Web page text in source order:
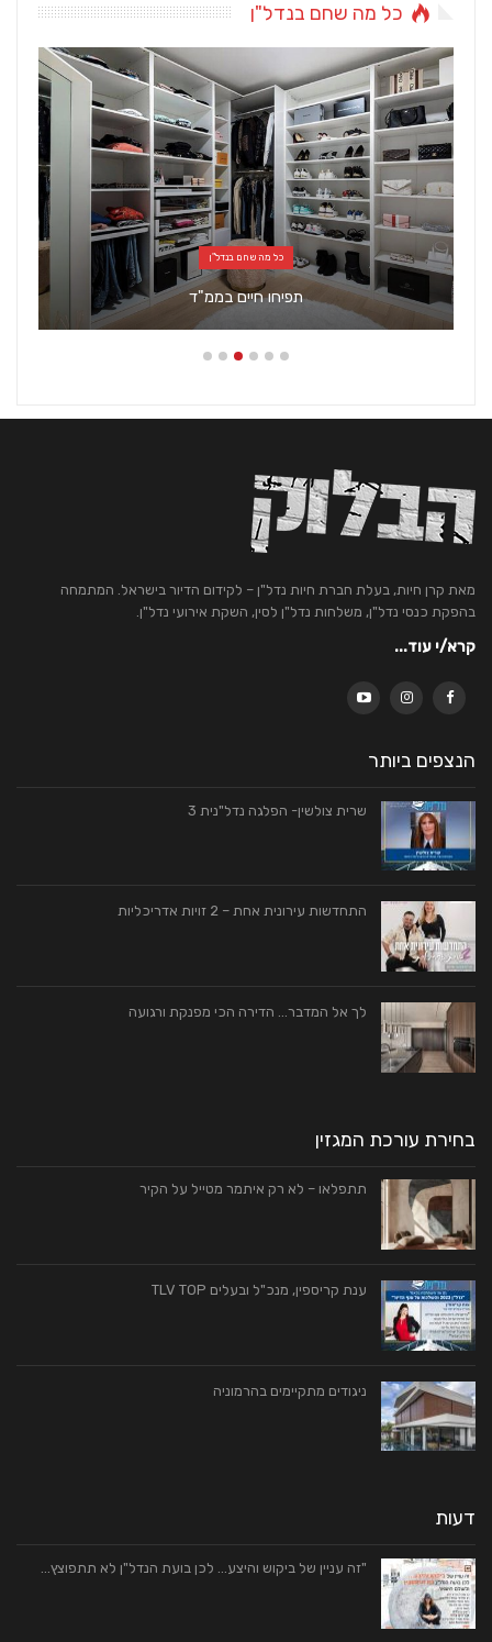
כל מה שחם בנדל"ן
כל מה שחם בנדל"ן
תפיחו חיים בממ"ד למה
מאת קרן חיות, בעלת חברת חיות נדל"ן – לקידום הדיור בישראל. המתמחה
בהפקת כנסי נדל"ן, משלחות נדל"ן לסין, השקת אירועי נדל"ן.
קרא/י עוד...
הנצפים ביותר
שרית צולשין- הפלגה נדל"נית 3
התחדשות עירונית אחת – 2 זויות אדריכליות
לך אל המדבר… הדירה הכי מפנקת ורגועה
בחירת עורכת המגזין
תתפלאו – לא רק איתמר מטייל על הקיר
ענת קריספין, מנכ"ל ובעלים TLV TOP
ניגודים מתקיימים בהרמוניה
דעות
"זה עניין של ביקוש והיצע… לכן בועת הנדל"ן לא תתפוצץ…